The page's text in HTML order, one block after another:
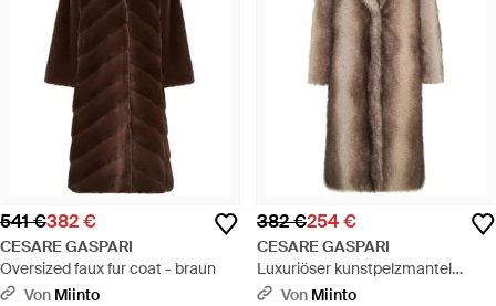
541 €382 €
CESARE GASPARI
Oversized faux fur coat - braun
Von Miinto
382 €254 €
CESARE GASPARI
Luxuriöser kunstpelzmantel
natalie - braun
Von Miinto